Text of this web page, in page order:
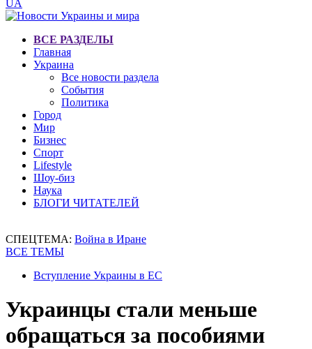
UA
ВСЕ РАЗДЕЛЫ
Главная
Украина
Все новости раздела
События
Политика
Город
Мир
Бизнес
Спорт
Lifestyle
Шоу-биз
Наука
БЛОГИ ЧИТАТЕЛЕЙ
СПЕЦТЕМА: Война в Иране
ВСЕ ТЕМЫ
Вступление Украины в ЕС
Украинцы стали меньше
обращаться за пособиями